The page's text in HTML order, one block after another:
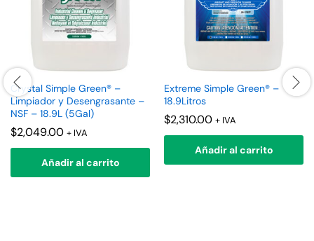
Crystal Simple Green® –
Limpiador y Desengrasante –
NSF – 18.9L (5Gal)
$2,049.00 + IVA
Añadir al carrito
Extreme Simple Green® –
18.9Litros
$2,310.00 + IVA
Añadir al carrito